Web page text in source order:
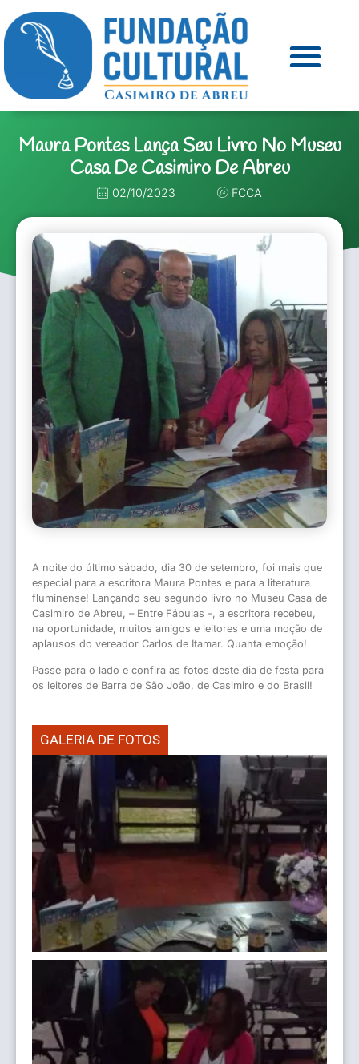
Maura Pontes Lança Seu Livro No Museu
Casa De Casimiro De Abreu
02/10/2023 FCCA
A noite do último sábado, dia 30 de setembro, foi mais que
especial para a escritora Maura Pontes e para a literatura
fluminense! Lançando seu segundo livro no Museu Casa de
Casimiro de Abreu, – Entre Fábulas -, a escritora recebeu,
na oportunidade, muitos amigos e leitores e uma moção de
aplausos do vereador Carlos de Itamar. Quanta emoção!
Passe para o lado e confira as fotos deste dia de festa para
os leitores de Barra de São João, de Casimiro e do Brasil!
GALERIA DE FOTOS